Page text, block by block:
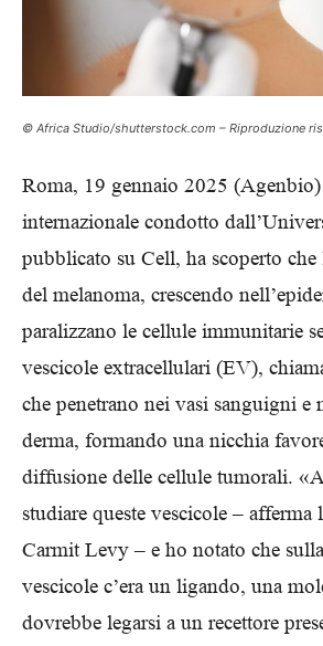
© Africa Studio/shutterstock.com – Riproduzione
Roma, 19 gennaio 2025
internazionale condotto
pubblicato su Cell, ha scoperto
del melanoma, crescendo
paralizzano le cellule immunitarie
vescicole extracellulari (EV),
che penetrano nei vasi sanguigni e
derma, formando una nicchia
diffusione delle cellule tumorali.
studiare queste vescicole – afferma
Carmit Levy – e ho notato che
vescicole c’era un ligando, una
dovrebbe legarsi a un recettore